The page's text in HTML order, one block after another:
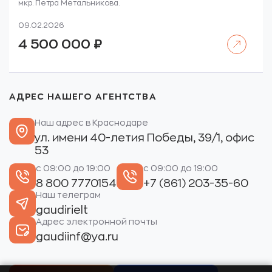
мкр. Петра Метальникова.
09.02.2026
4 500 000 ₽
АДРЕС НАШЕГО АГЕНТСТВА
Наш адрес в Краснодаре
ул. имени 40-летия Победы, 39/1, офис
53
с 09:00 до 19:00
8 800 7770154
с 09:00 до 19:00
+7 (861) 203-35-60
Наш телеграм
gaudirielt
Адрес электронной почты
gaudiinf@ya.ru